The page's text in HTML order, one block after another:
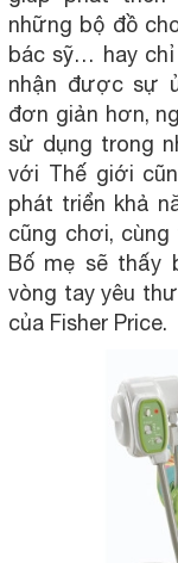
những bộ đồ
bác sỹ… hay
nhận được sự
đơn giản hơn,
sử dụng trong
với Thế giới
phát triển khả
cũng chơi,
Bố mẹ sẽ thấy
vòng tay yêu
của Fisher Price.